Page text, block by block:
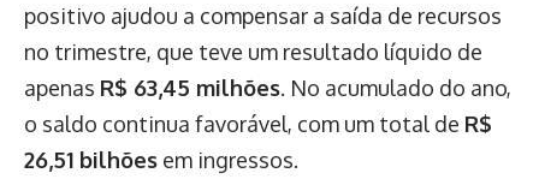
positivo ajudou a compensar a saída de recursos
no trimestre, que teve um resultado líquido de
apenas R$ 63,45 milhões. No acumulado do ano,
o saldo continua favorável, com um total de R$
26,51 bilhões em ingressos.